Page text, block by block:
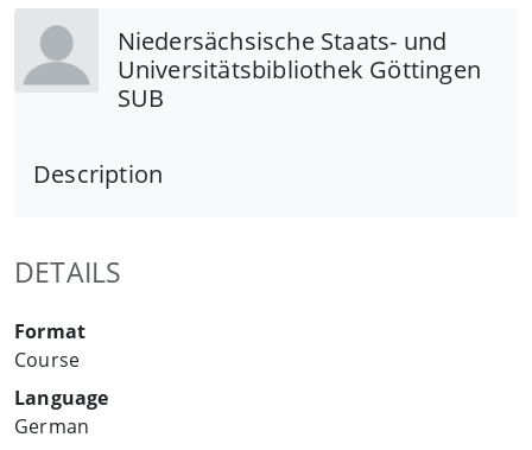
Niedersächsische Staats- und
Universitätsbibliothek Göttingen
SUB
Description
DETAILS
Format
Course
Language
German